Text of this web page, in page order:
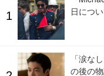
日につ
「涙な
の後の